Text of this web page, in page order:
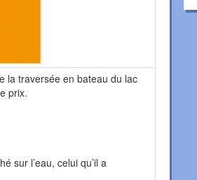
la traversée en bateau du lac
prix.
sur l’eau, celui qu’il a